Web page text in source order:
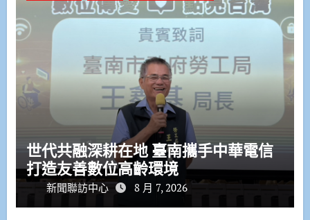
世代共融深耕在地 臺南攜手中華電信
打造友善數位高齡環境
新聞聯訪中心 8 月 7, 2026